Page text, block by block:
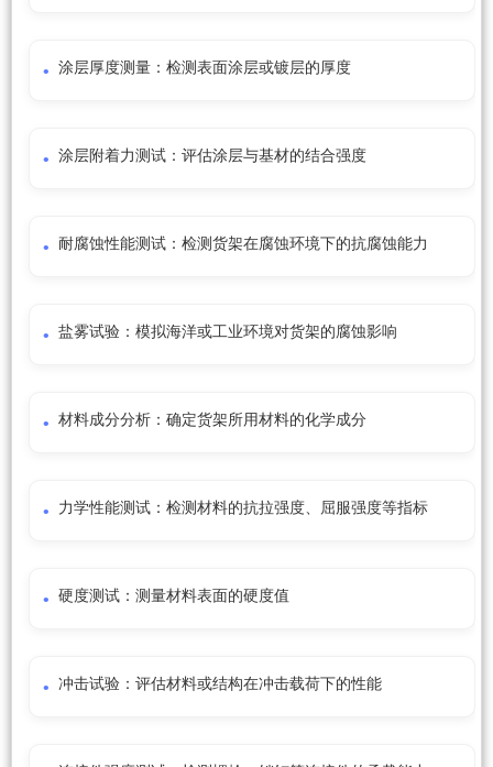
涂层厚度测量：检测表面涂层或镀层的厚度
涂层附着力测试：评估涂层与基材的结合强度
耐腐蚀性能测试：检测货架在腐蚀环境下的抗腐蚀能力
盐雾试验：模拟海洋或工业环境对货架的腐蚀影响
材料成分分析：确定货架所用材料的化学成分
力学性能测试：检测材料的抗拉强度、屈服强度等指标
硬度测试：测量材料表面的硬度值
冲击试验：评估材料或结构在冲击载荷下的性能